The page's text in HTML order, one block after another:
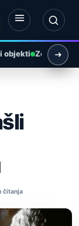
objekti Zemlja i
čitanja